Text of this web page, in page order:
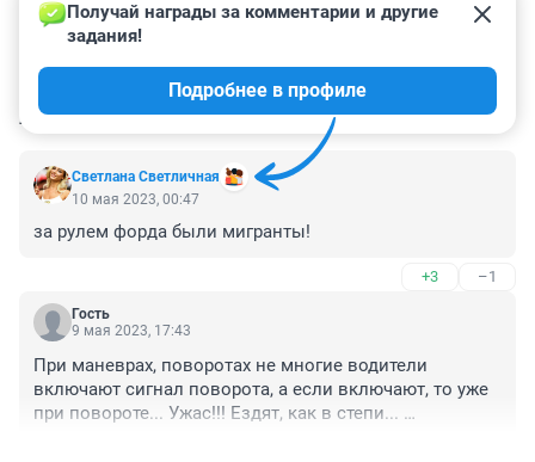
КОММЕНТАРИИ 3
Светлана Светличная
Получай награды за комментарии и другие
задания!
Подробнее в профиле
10 мая 2023, 00:47
за рулем форда были мигранты!
+3 –1
Гость
9 мая 2023, 17:43
При маневрах, поворотах не многие водители
включают сигнал поворота, а если включают, то уже
при повороте... Ужас!!! Ездят, как в степи...